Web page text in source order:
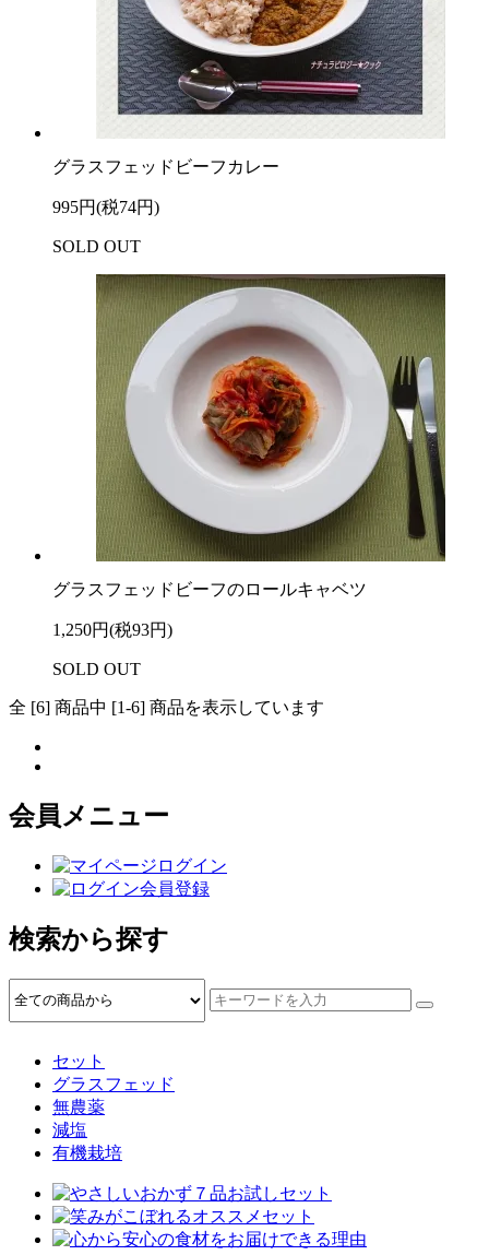
グラスフェッドビーフカレー
995円(税74円)
SOLD OUT
グラスフェッドビーフのロールキャベツ
1,250円(税93円)
SOLD OUT
全 [6] 商品中 [1-6] 商品を表示しています
会員メニュー
ログイン
会員登録
検索から探す
セット
グラスフェッド
無農薬
減塩
有機栽培